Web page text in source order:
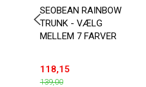
SEOBEAN RAINBOW
TRUNK - VÆLG
MELLEM 7 FARVER
118,15
139,00